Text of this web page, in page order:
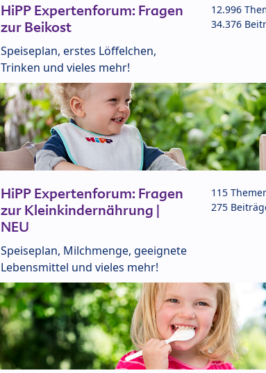
HiPP Expertenforum: Fragen
zur Beikost
Speiseplan, erstes Löffelchen,
Trinken und vieles mehr!
12.996
34.376
HiPP Expertenforum: Fragen
zur Kleinkindernährung |
NEU
Speiseplan, Milchmenge, geeignete
Lebensmittel und vieles mehr!
115
275